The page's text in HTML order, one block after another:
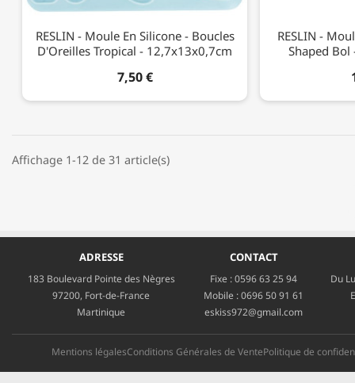
RESLIN - Moule En Silicone - Boucles
D'Oreilles Tropical - 12,7x13x0,7cm
7,50 €
RESLIN -
Shaped
Affichage 1-12 de 31 article(s)
ADRESSE
183 Boulevard Pointe des Nègres
97200, Fort-de-France
Martinique
CONTACT
Fixe :0596 63 25 94
Mobile :0696 50 91 61
eskiss972@gmail.com
Du
Mentions légalesConditions Générales de VentePolitique de